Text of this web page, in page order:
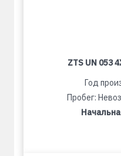
ZTS UN 053
Год
Пробег: